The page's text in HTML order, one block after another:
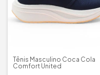
Tênis Masculino Coca Cola
Comfort United